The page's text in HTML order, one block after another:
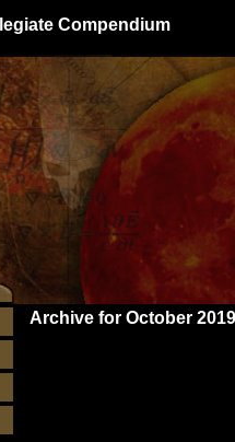
Compendium
Archive for October 2019